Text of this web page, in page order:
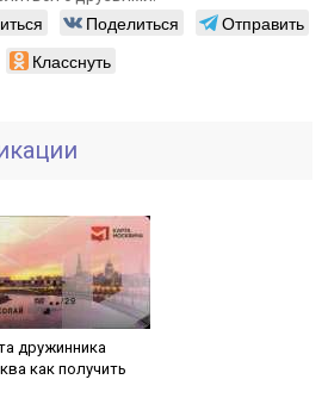
Поделиться
Отправить
Класснуть
дружинника
как получить